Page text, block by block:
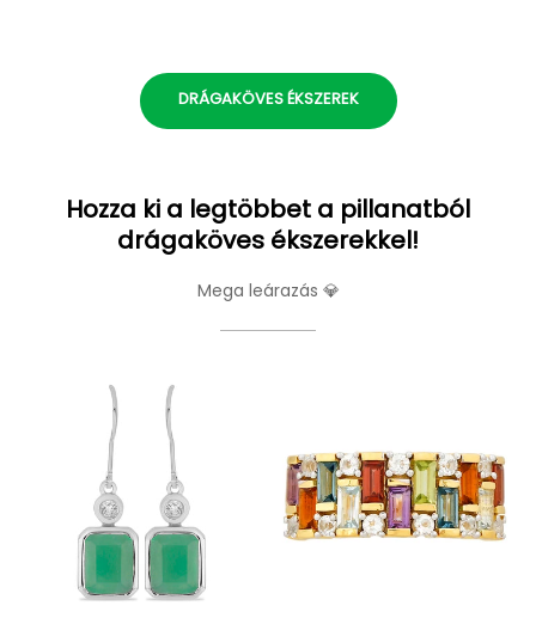
DRÁGAKÖVES ÉKSZEREK
Hozza ki a legtöbbet a pillanatból
drágaköves ékszerekkel!
Mega leárazás 💎